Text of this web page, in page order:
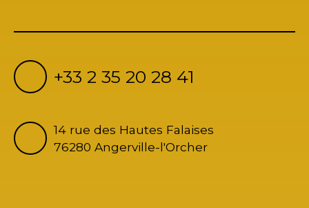
+33 2 35 20 28 41
14 rue des Hautes Falaises
76280 Angerville-l'Orcher